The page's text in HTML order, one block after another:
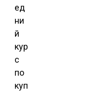
ед
ни
й
кур
с
по
куп